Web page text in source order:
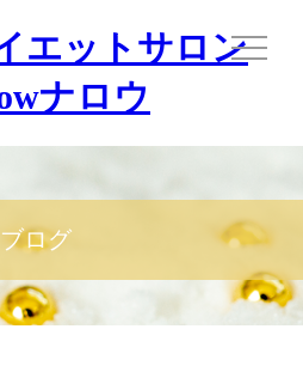
ブログ